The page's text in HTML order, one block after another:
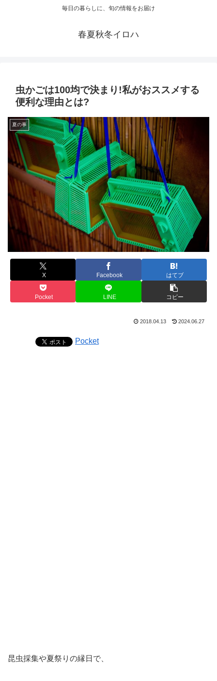
毎日の暮らしに、旬の情報をお届け
春夏秋冬イロハ
虫かごは100均で決まり!私がおススメする
便利な理由とは?
夏の事
X Facebook はてブ
Pocket LINE コピー
2018.04.13 2024.06.27
Pocket
昆虫採集や夏祭りの縁日で、